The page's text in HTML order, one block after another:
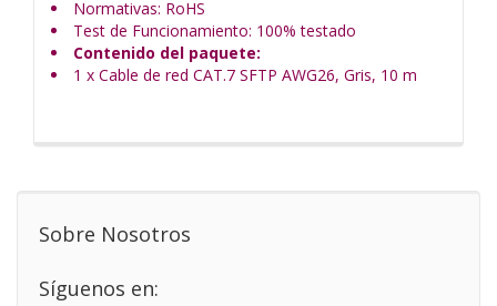
Normativas: RoHS
Test de Funcionamiento: 100% testado
Contenido del paquete:
1 x Cable de red CAT.7 SFTP AWG26, Gris, 10 m
Sobre Nosotros
Síguenos en: